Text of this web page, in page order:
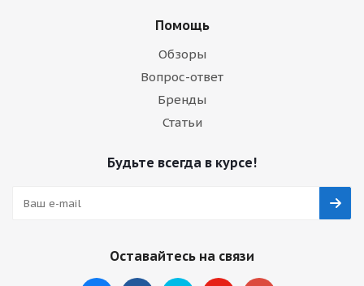
Помощь
Обзоры
Вопрос-ответ
Бренды
Статьи
Будьте всегда в курсе!
Оставайтесь на связи